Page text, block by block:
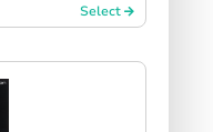
Select